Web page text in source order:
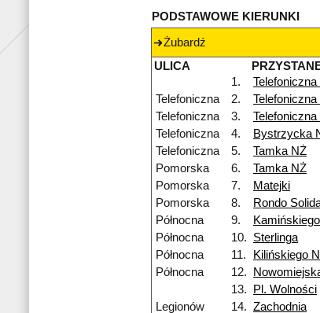
PODSTAWOWE KIERUNKI
Żubardź
ULICA
1.
Telefoniczna
2.
Telefoniczna
3.
Telefoniczna
4. Bystrzycka
Telefoniczna
5. Tamka NŻ
Pomorska
6. Tamka NŻ
Pomorska
7. Matejki
Pomorska
8. Rondo
Północna
9. Kamińskiego
Północna
10. Sterlinga
Północna
11. Kilińskiego
Północna
12.
13.
Pl. Wolności
Legionów
14. Zachodnia